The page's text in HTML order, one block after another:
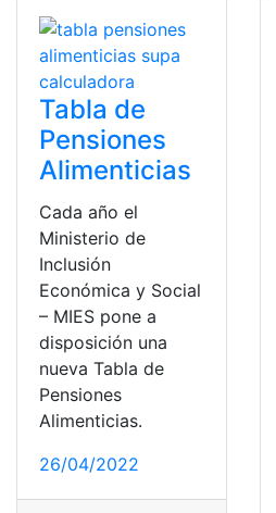
Tabla de
Pensiones
Alimenticias
Cada año el
Ministerio de
Inclusión
Económica y Social
– MIES pone a
disposición una
nueva Tabla de
Pensiones
Alimenticias.
26/04/2022